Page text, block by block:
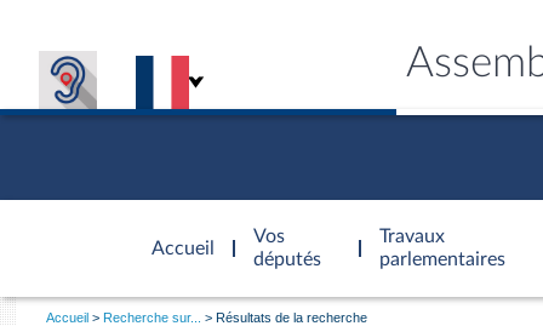
Accueil
d'accueil
Vos
députés
Travaux
parlementaires
Vous
Accueil Recherche sur... Résultats de la recherche